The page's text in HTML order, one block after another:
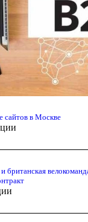
сайтов в Москве
британская